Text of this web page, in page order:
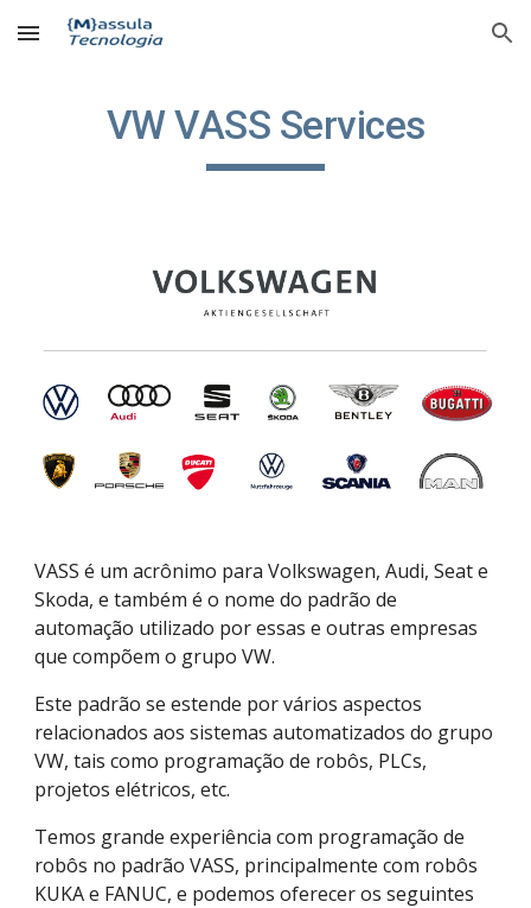
Skip to main content Skip to navigation
VW VASS Services
VASS é um acrônimo para Volkswagen, Audi, Seat e
Skoda, e também é o nome do padrão de
automação utilizado por essas e outras empresas
que compõem o grupo VW.
Este padrão se estende por vários aspectos
relacionados aos sistemas automatizados do grupo
VW, tais como programação de robôs, PLCs,
projetos elétricos, etc.
Temos grande experiência com programação de
robôs no padrão VASS, principalmente com robôs
KUKA e FANUC, e podemos oferecer os seguintes